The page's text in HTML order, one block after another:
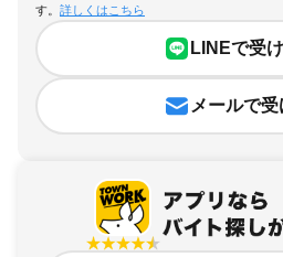
す。 詳しくはこちら
LINEで受
メールで